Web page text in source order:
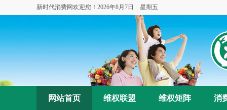
新时代消费网欢迎您！ 2026年8月7日 星期五
网站首页 维权联盟 维权矩阵 消